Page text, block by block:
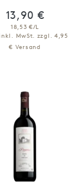
13,90 €
18,53 €/L
MwSt. zzgl. 4,95
€ Versand